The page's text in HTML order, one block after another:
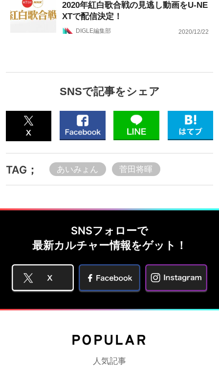
2020年紅白歌合戦の見逃し動画をU-NE
XTで配信決定！
DIGLE編集部 2020/12/22
SNSで記事をシェア
TAG； あいみょん 菅田将暉
SNSフォローで
最新カルチャー情報をゲット！
POPULAR
人気記事